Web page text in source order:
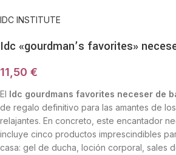
IDC INSTITUTE
Idc «gourdman’s favorites»
11,50 €
El Idc gourdmans favorites neceser de
de regalo definitivo para las amantes de
relajantes. En concreto, este encantador
incluye cinco productos imprescindibles
casa: gel de ducha, loción corporal, sales